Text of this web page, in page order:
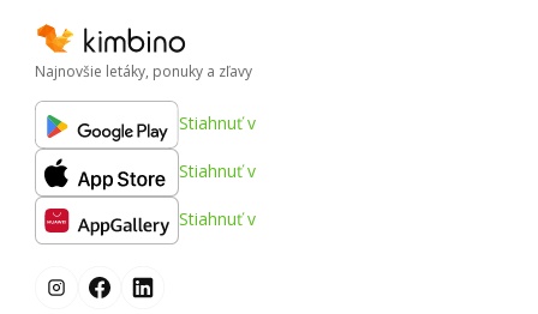
Najnovšie letáky, ponuky a zľavy
Stiahnuť v
Stiahnuť v
Stiahnuť v